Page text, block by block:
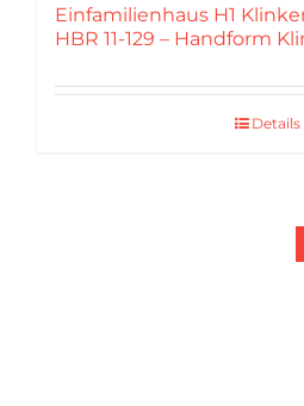
Einfamilienhaus H1
HBR 11-129 – Handform
Details